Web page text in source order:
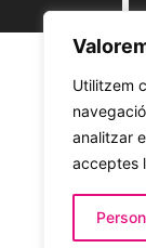
Utilitzem
analitzar
acceptes